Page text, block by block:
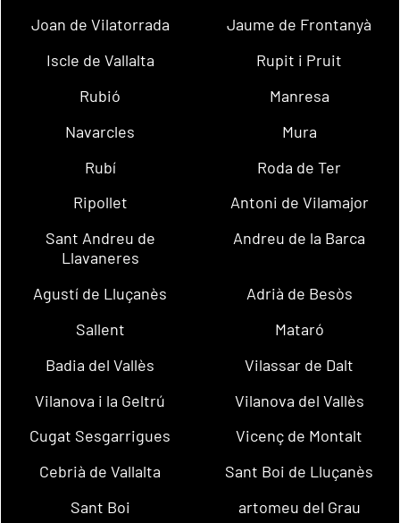
Joan de Vilatorrada
Jaume de Frontanyà
Iscle de Vallalta
Rupit i Pruit
Rubió
Manresa
Navarcles
Mura
Rubí
Roda de Ter
Ripollet
Antoni de Vilamajor
Sant Andreu de
Llavaneres
Andreu de la Barca
Agustí de Lluçanès
Adrià de Besòs
Sallent
Mataró
Badia del Vallès
Vilassar de Dalt
Vilanova i la Geltrú
Vilanova del Vallès
Cugat Sesgarrigues
Vicenç de Montalt
Cebrià de Vallalta
Sant Boi de Lluçanès
Sant Boi
artomeu del Grau